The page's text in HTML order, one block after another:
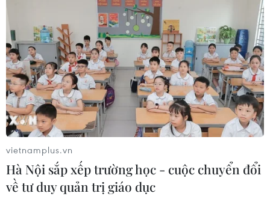
Vụ cháy gần khu vực chợ Vinh: Ước tính
thiệt hại hàng tỷ đồng
10/12/2018 04:34
Lực lượng chức năng chưa thống kê cụ thể về mức độ
thiệt hại sau vụ cháy kho hàng gần chợ Vinh, có gần 10
kho hàng bị thiệt hại, trong đó, nhiều kho hàng bị thiêu
rụi hoàn toàn.
vietnamplus.vn
Hà Nội sắp xếp trường học - cuộc chuyển đổi
về tư duy quản trị giáo dục